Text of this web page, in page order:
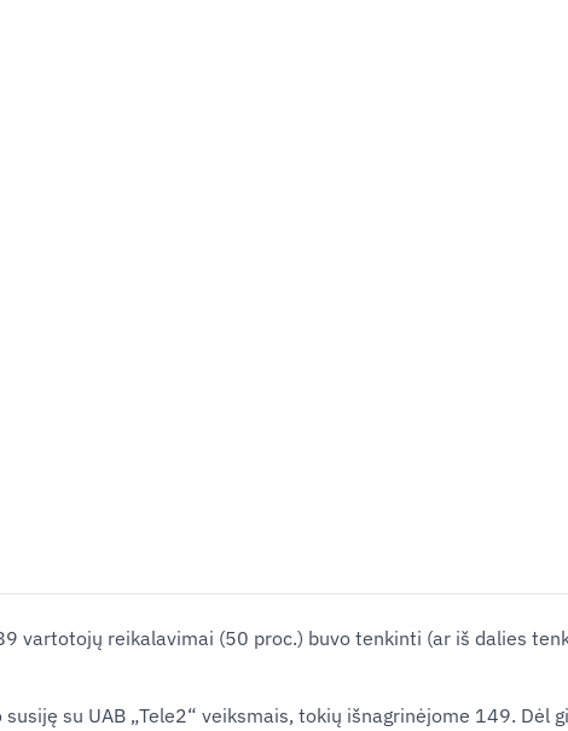
vartotojų reikalavimai (50 proc.) buvo tenkinti (ar iš dalies
su UAB „Tele2“ veiksmais, tokių išnagrinėjome 149. Dėl